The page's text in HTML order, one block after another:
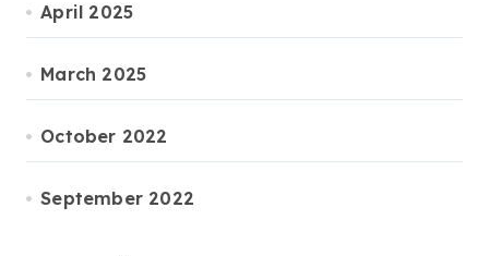
April 2025
March 2025
October 2022
September 2022